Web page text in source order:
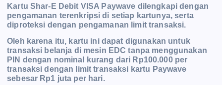
Kartu Shar-E Debit VISA Paywave dilengkapi dengan
pengamanan terenkripsi di setiap kartunya, serta
diproteksi dengan pengamanan limit transaksi.
Oleh karena itu, kartu ini dapat digunakan untuk
transaksi belanja di mesin EDC tanpa menggunakan
PIN dengan nominal kurang dari Rp100.000 per
transaksi dengan limit transaksi kartu Paywave
sebesar Rp1 juta per hari.